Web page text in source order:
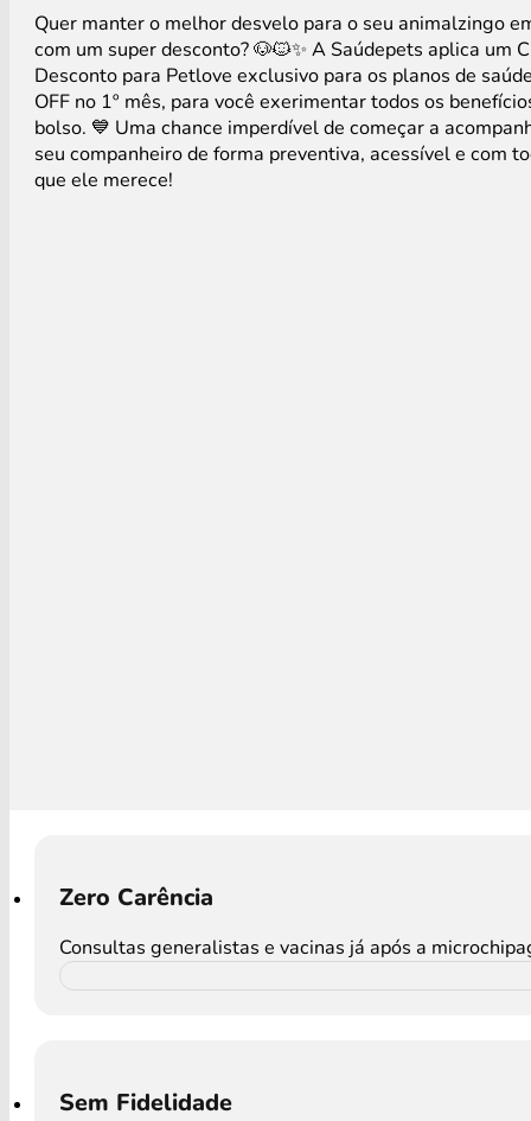
Quer manter o melhor desvelo para o seu animalzingo
com um super desconto? 🐶🐱✨ A Saúdepets aplica um
Desconto para Petlove exclusivo para os planos de
OFF no 1º mês, para você exerimentar todos os
bolso. 💙 Uma chance imperdível de começar a
seu companheiro de forma preventiva, acessível e com
que ele merece!
Zero Carência
Consultas generalistas e vacinas já após a
Sem Fidelidade